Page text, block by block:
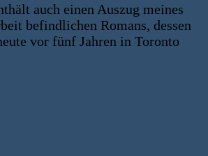
auch einen Auszug meines
befindlichen Romans, dessen
vor fünf Jahren in Toronto